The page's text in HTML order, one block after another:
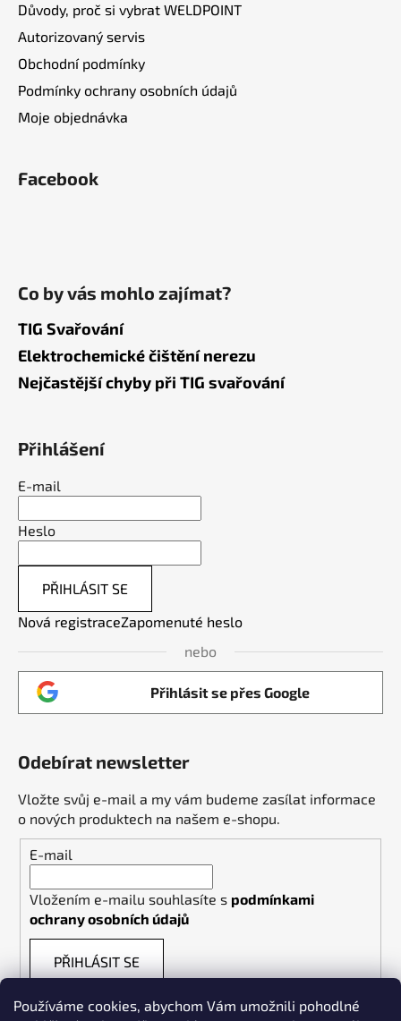
Používáme cookies, abychom Vám umožnili pohodlné
Důvody, proč si vybrat WELDPOINT
Autorizovaný servis
Obchodní podmínky
Podmínky ochrany osobních údajů
Moje objednávka
Facebook
Co by vás mohlo zajímat?
TIG Svařování
Elektrochemické čištění nerezu
Nejčastější chyby při TIG svařování
Přihlášení
E-mail
Heslo
PŘIHLÁSIT SE
Nová registraceZapomenuté heslo
nebo
Přihlásit se přes Google
Odebírat newsletter
Vložte svůj e-mail a my vám budeme zasílat informace
o nových produktech na našem e-shopu.
E-mail
Vložením e-mailu souhlasíte s podmínkami
ochrany osobních údajů
PŘIHLÁSIT SE